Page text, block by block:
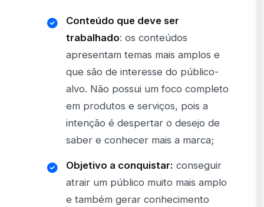
Conteúdo que deve ser
trabalhado: os conteúdos
apresentam temas mais amplos e
que são de interesse do público-
alvo. Não possui um foco completo
em produtos e serviços, pois a
intenção é despertar o desejo de
saber e conhecer mais a marca;
Objetivo a conquistar: conseguir
atrair um público muito mais amplo
e também gerar conhecimento